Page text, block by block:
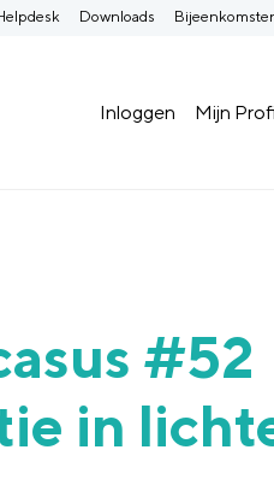
Inloggen Mijn
Downloads
#52
in